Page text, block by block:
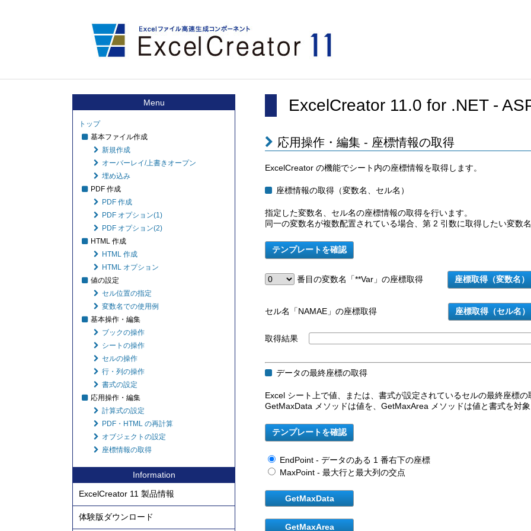
ExcelCreator 11.0 for .NET -
応用操作・編集 - 座標情報の取得
ExcelCreator の機能でシート内の座標情報を取得します。
座標情報の取得（変数名、セル名）
指定した変数名、セル名の座標情報の取得を行います。
同一の変数名が複数配置されている場合、第 2 引数に取得したい変数
番目の変数名「**Var」の座標取得
セル名「NAMAE」の座標取得
取得結果
データの最終座標の取得
Excel シート上で値、または、書式が設定されているセルの最終座標の
GetMaxData メソッドは値を、GetMaxArea メソッドは値と書式を対象
EndPoint - データのある 1 番右下の座標
MaxPoint - 最大行と最大列の交点
Menu
トップ
基本ファイル作成
新規作成
オーバーレイ/上書きオープン
埋め込み
PDF 作成
PDF 作成
PDF オプション(1)
PDF オプション(2)
HTML 作成
HTML 作成
HTML オプション
値の設定
セル位置の指定
変数名での使用例
基本操作・編集
ブックの操作
シートの操作
セルの操作
行・列の操作
書式の設定
応用操作・編集
計算式の設定
PDF・HTML の再計算
オブジェクトの設定
座標情報の取得
Information
ExcelCreator 11 製品情報
体験版ダウンロード